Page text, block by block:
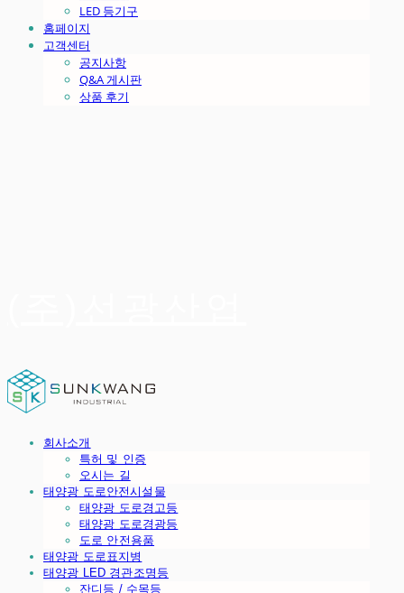
LED 등기구
홈페이지
고객센터
공지사항
Q&A 게시판
상품 후기
회사소개
특허 및 인증
오시는 길
태양광 도로안전시설물
태양광 도로경고등
태양광 도로경광등
도로 안전용품
태양광 도로표지병
태양광 LED 경관조명등
잔디등 / 수목등